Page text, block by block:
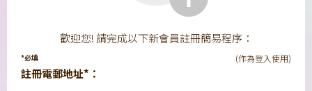
歡迎您! 請完成以下新會員註冊簡易程序：
*必填
註冊電郵地址*：
(作為登入使用)